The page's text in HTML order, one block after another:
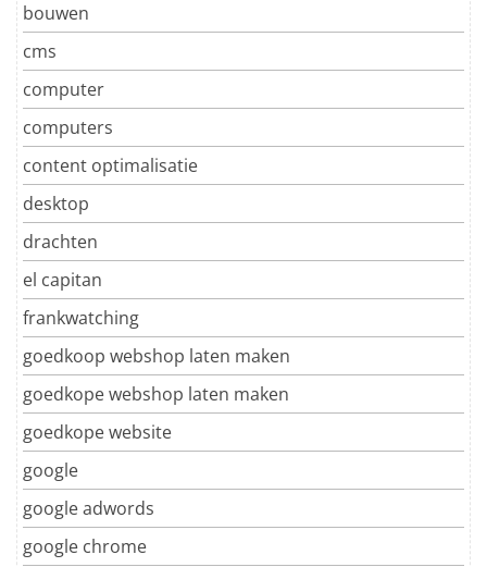
bouwen
cms
computer
computers
content optimalisatie
desktop
drachten
el capitan
frankwatching
goedkoop webshop laten maken
goedkope webshop laten maken
goedkope website
google
google adwords
google chrome